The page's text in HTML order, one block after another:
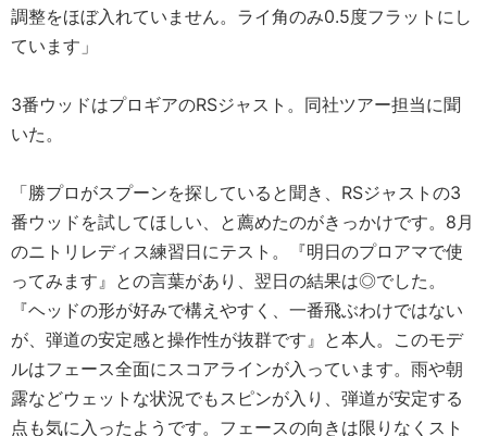
調整をほぼ入れていません。ライ角のみ0.5度フラットにし
ています」
3番ウッドはプロギアのRSジャスト。同社ツアー担当に聞
いた。
「勝プロがスプーンを探していると聞き、RSジャストの3
番ウッドを試してほしい、と薦めたのがきっかけです。8月
のニトリレディス練習日にテスト。『明日のプロアマで使
ってみます』との言葉があり、翌日の結果は◎でした。
『ヘッドの形が好みで構えやすく、一番飛ぶわけではない
が、弾道の安定感と操作性が抜群です』と本人。このモデ
ルはフェース全面にスコアラインが入っています。雨や朝
露などウェットな状況でもスピンが入り、弾道が安定する
点も気に入ったようです。フェースの向きは限りなくスト